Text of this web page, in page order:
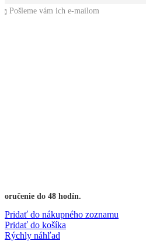
Pošleme vám ich e-mailom
do 48 hodín.
Pridať do nákupného zoznamu
Pridať do košíka
Rýchly náhľad